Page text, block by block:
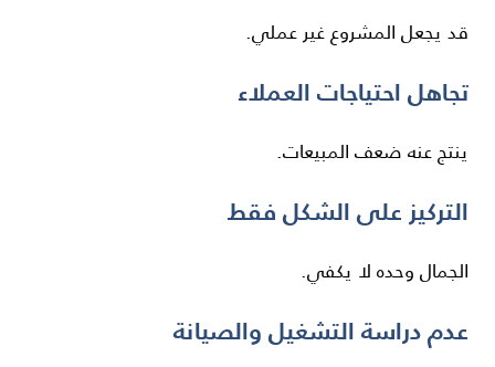
قد يجعل المشروع غير عملي.
تجاهل احتياجات العملاء
ينتج عنه ضعف المبيعات.
التركيز على الشكل فقط
الجمال وحده لا يكفي.
عدم دراسة التشغيل والصيانة